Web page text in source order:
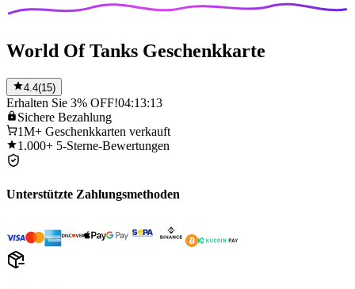
World Of Tanks Geschenkkarte
4.4(15)
Erhalten Sie 3% OFF!04:13:13
Sichere Bezahlung
1M+ Geschenkkarten verkauft
1.000+ 5-Sterne-Bewertungen
Unterstützte Zahlungsmethoden